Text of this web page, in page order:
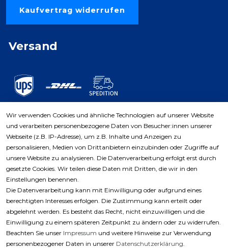
Kaufvertrag widerrufen
Versand
Zahlungsarten
Wir verwenden Cookies und ähnliche Technologien auf unserer Website
und verarbeiten personenbezogene Daten von Besucher:innen unserer
Webseite (z.B. IP-Adresse), um z.B. Inhalte und Anzeigen zu
personalisieren, Medien von Drittanbietern einzubinden oder Zugriffe auf
unsere Website zu analysieren. Die Datenverarbeitung erfolgt erst durch
gesetzte Cookies. Wir teilen diese Daten mit Dritten, die wir in den
Einstellungen benennen.
Die Datenverarbeitung kann mit Einwilligung oder aufgrund eines
berechtigten Interesses erfolgen. Die Zustimmung kann erteilt oder
abgelehnt werden. Es besteht das Recht, nicht einzuwilligen und die
Einwilligung zu einem späteren Zeitpunkt zu ändern oder zu widerrufen.
Beachten Sie unser Impressum und weitere Hinweise zur Verwendung
personenbezogener Daten in unserer Daten­schutz­erklärung.